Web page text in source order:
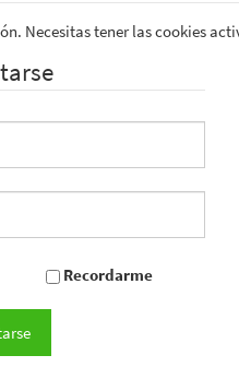
Necesitas tener las cookies
Recordarme